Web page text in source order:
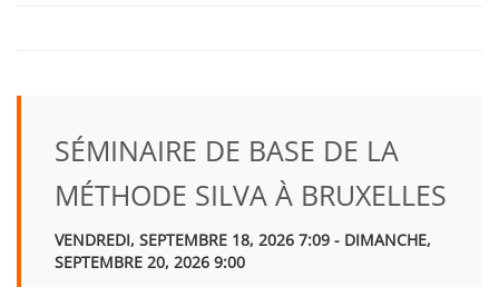
SÉMINAIRE DE BASE DE LA
MÉTHODE SILVA À BRUXELLES
VENDREDI, SEPTEMBRE 18, 2026 7:09 - DIMANCHE,
SEPTEMBRE 20, 2026 9:00